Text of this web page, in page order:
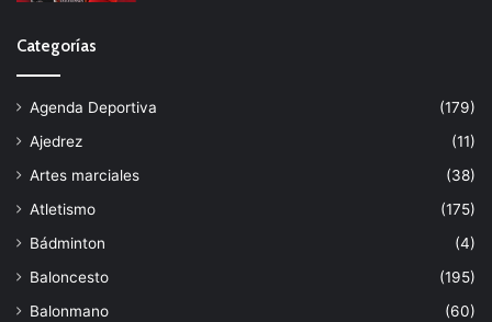
Categorías
Agenda Deportiva
(179)
Ajedrez
(11)
Artes marciales
(38)
Atletismo
(175)
Bádminton
(4)
Baloncesto
(195)
Balonmano
(60)